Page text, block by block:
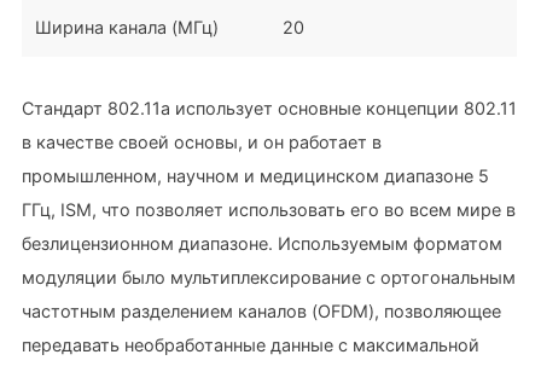
Ширина канала (МГц) 20
Стандарт 802.11a использует основные концепции 802.11
в качестве своей основы, и он работает в
промышленном, научном и медицинском диапазоне 5
ГГц, ISM, что позволяет использовать его во всем мире в
безлицензионном диапазоне. Используемым форматом
модуляции было мультиплексирование с ортогональным
частотным разделением каналов (OFDM), позволяющее
передавать необработанные данные с максимальной